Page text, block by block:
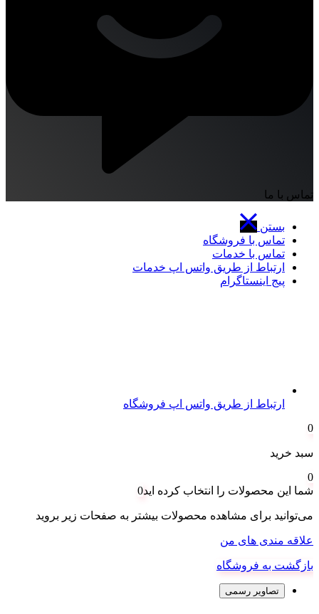
تماس با ما
بستن
تماس با فروشگاه
تماس با خدمات
ارتباط از طریق واتس اپ خدمات
پیج اینستاگرام
ارتباط از طریق واتس اپ فروشگاه
0
سبد خرید
0
شما این محصولات را انتخاب کرده اید0
می‌توانید برای مشاهده محصولات بیشتر به صفحات زیر بروید
علاقه مندی های من
بازگشت به فروشگاه
تصاویر رسمی